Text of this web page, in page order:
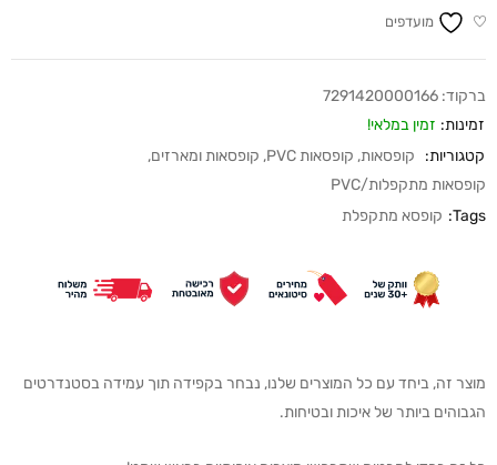
מועדפים
ברקוד: 7291420000166
זמינות: זמין במלאי!
קטגוריות:
קופסאות, קופסאות PVC , קופסאות ומארזים,
קופסאות מתקפלות/PVC
Tags: קופסא מתקפלת
מוצר זה, ביחד עם כל המוצרים שלנו, נבחר בקפידה תוך עמידה בסטנדרטים
הגבוהים ביותר של איכות ובטיחות.